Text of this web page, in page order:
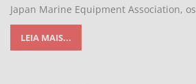
Japan Marine Equipment Association, os
LEIA MAIS...